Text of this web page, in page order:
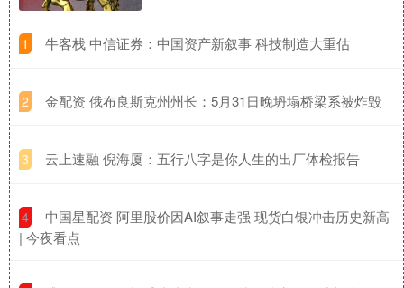
1 ​牛客栈 中信证券：中国资产新叙事 科技制造大重估
2 ​金配资 俄布良斯克州州长：5月31日晚坍塌桥梁系被炸毁
3 ​云上速融 倪海厦：五行八字是你人生的出厂体检报告
4
​中国星配资 阿里股价因AI叙事走强 现货白银冲击历史新高
| 今夜看点